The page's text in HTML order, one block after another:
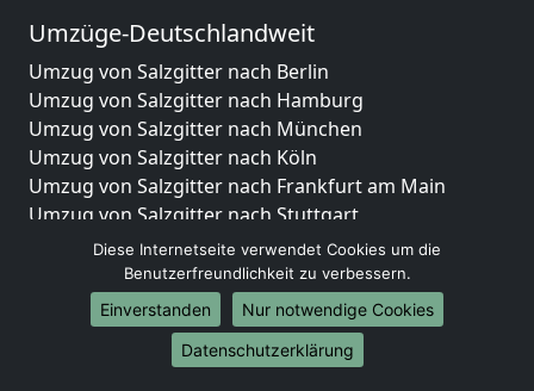
Umzüge-Deutschlandweit
Umzug von Salzgitter nach Berlin
Umzug von Salzgitter nach Hamburg
Umzug von Salzgitter nach München
Umzug von Salzgitter nach Köln
Umzug von Salzgitter nach Frankfurt am Main
Umzug von Salzgitter nach Stuttgart
Umzug von Salzgitter nach Düsseldorf
Umzug von Salzgitter nach Leipzig
Umzug von Salzgitter nach Dortmund
Umzug von Salzgitter nach Essen
Umzug von Salzgitter nach Bremen
Diese Internetseite verwendet Cookies um die
Benutzerfreundlichkeit zu verbessern.
Einverstanden
Nur notwendige Cookies
Datenschutzerklärung